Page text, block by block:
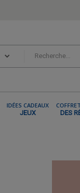
IDÉES CADEAUX
JEUX
DES